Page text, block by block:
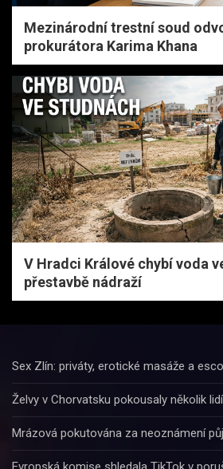
Mezinárodní trestní soud
prokurátora Karima Khana
V Hradci Králové chybí voda
přestavbě nádraží
Sex Zlín: priváty, erotické masáže a
Želvy v Chorvatsku pokousaly několik lidí
Mrázová pokutována za neoznámení